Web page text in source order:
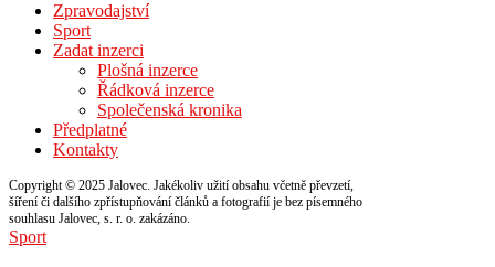
Zpravodajství
Sport
Zadat inzerci
Plošná inzerce
Řádková inzerce
Společenská kronika
Předplatné
Kontakty
Copyright © 2025 Jalovec. Jakékoliv užití obsahu včetně převzetí,
šíření či dalšího zpřístupňování článků a fotografií je bez písemného
souhlasu Jalovec, s. r. o. zakázáno.
Sport